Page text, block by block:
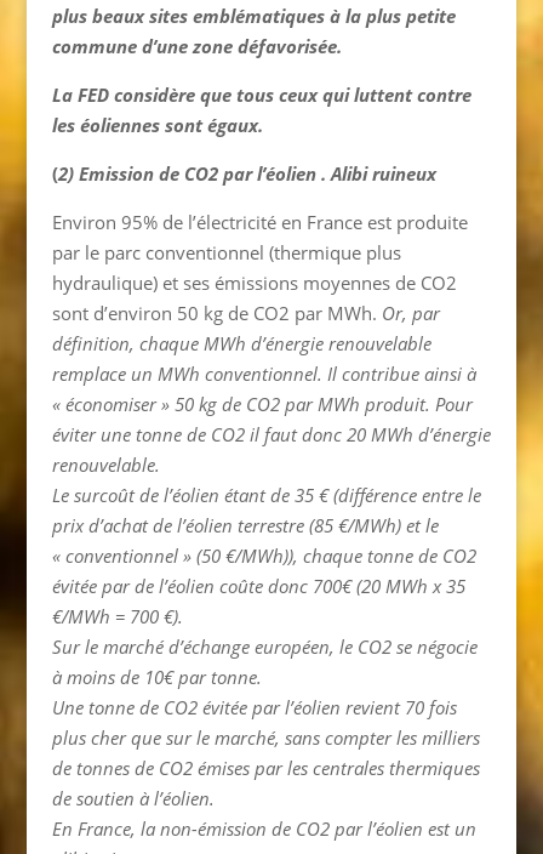
plus beaux sites emblématiques à la plus petite
commune d’une zone défavorisée.
La FED considère que tous ceux qui luttent contre
les éoliennes sont égaux.
(2) Emission de CO2 par l’éolien . Alibi ruineux
Environ 95% de l’électricité en France est produite
par le parc conventionnel (thermique plus
hydraulique) et ses émissions moyennes de CO2
sont d’environ 50 kg de CO2 par MWh. Or, par
définition, chaque MWh d’énergie renouvelable
remplace un MWh conventionnel. Il contribue ainsi à
« économiser » 50 kg de CO2 par MWh produit. Pour
éviter une tonne de CO2 il faut donc 20 MWh d’énergie
renouvelable.
Le surcoût de l’éolien étant de 35 € (différence entre le
prix d’achat de l’éolien terrestre (85 €/MWh) et le
« conventionnel » (50 €/MWh)), chaque tonne de CO2
évitée par de l’éolien coûte donc 700€ (20 MWh x 35
€/MWh = 700 €).
Sur le marché d’échange européen, le CO2 se négocie
à moins de 10€ par tonne.
Une tonne de CO2 évitée par l’éolien revient 70 fois
plus cher que sur le marché, sans compter les milliers
de tonnes de CO2 émises par les centrales thermiques
de soutien à l’éolien.
En France, la non-émission de CO2 par l’éolien est un